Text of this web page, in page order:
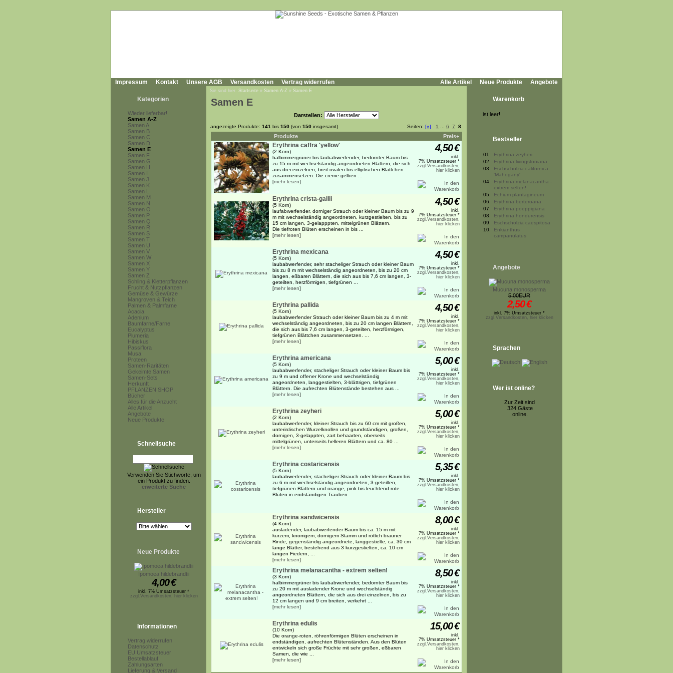
Impressum Kontakt Unsere AGB Versandkosten Vertrag widerrufen Alle Artikel Neue Produkte Angebote
Kategorien
Wieder lieferbar!
Samen A-Z
Samen A
Samen B
Samen C
Samen D
Samen E
Samen F
Samen G
Samen H
Samen I
Samen J
Samen K
Samen L
Samen M
Samen N
Samen O
Samen P
Samen Q
Samen R
Samen S
Samen T
Samen U
Samen V
Samen W
Samen X
Samen Y
Samen Z
Schling & Kletterpflanzen
Frucht & Nutzpflanzen
Gemüse & Gewürze
Mangroven & Teich
Palmen & Palmfarne
Acacia
Adenium
Baumfarne/Farne
Eucalyptus
Plumeria
Hibiskus
Passiflora
Musa
Proteen
Samen-Raritäten
Gekeimte Samen
Samen-Sets
Herkunft
PFLANZEN SHOP
Bücher
Alles für die Anzucht
Alle Artikel
Angebote
Neue Produkte
Schnellsuche
Verwenden Sie Stichworte, um
ein Produkt zu finden.
erweiterte Suche
Hersteller
Neue Produkte
Ipomoea hildebrandtii
4,00€
inkl. 7% Umsatzsteuer *
zzgl.Versandkosten, hier klicken
Informationen
Vertrag widerrufen
Datenschutz
EU Umsatzsteuer
Bestellablauf
Zahlungsarten
Lieferung & Versand
Sie sind hier: Startseite » Samen A-Z » Samen E
Samen E
Darstellen:
angezeigte Produkte: 141 bis 150 (von 150 insgesamt) Seiten: [«] 1 6 7 8
Produkte Preis+
Erythrina caffra 'yellow'
(2 Korn)
halbimmergrüner bis laubabwerfender, bedornter Baum bis
zu 15 m mit wechselständig angeordneten Blättern, die sich
aus drei einzelnen, breit-ovalen bis elliptischen Blättchen
zusammensetzen. Die creme-gelben ...
[mehr lesen]
4,50€
inkl.
7% Umsatzsteuer *
zzgl.Versandkosten,
hier klicken
Erythrina crista-gallii
(5 Korn)
laufabwerfender, dorniger Strauch oder kleiner Baum bis zu 9
m mit wechselständig angeordneten, kurzgestielten, bis zu
15 cm langen, 3-gelapppten, mittelgrünen Blättern.
Die tiefroten Blüten erscheinen in bis ...
[mehr lesen]
4,50€
inkl.
7% Umsatzsteuer *
zzgl.Versandkosten,
hier klicken
Erythrina mexicana
(5 Korn)
laubabwerfender, sehr stacheliger Strauch oder kleiner Baum
bis zu 8 m mit wechselständig angeordneten, bis zu 20 cm
langen, eßbaren Blättern, die sich aus bis 7,6 cm langen, 3-
geteilten, herzförmigen, tiefgrünen ...
[mehr lesen]
4,50€
inkl.
7% Umsatzsteuer *
zzgl.Versandkosten,
hier klicken
Erythrina pallida
(5 Korn)
laubabwerfender Strauch oder kleiner Baum bis zu 4 m mit
wechselständig angeordneten, bis zu 20 cm langen Blättern,
die sich aus bis 7,6 cm langen, 3-geteilten, herzförmigen,
tiefgrünen Blättchen zusammensetzen. ...
[mehr lesen]
4,50€
inkl.
7% Umsatzsteuer *
zzgl.Versandkosten,
hier klicken
Erythrina americana
(5 Korn)
laubabwerfender, stacheliger Strauch oder kleiner Baum bis
zu 9 m und offener Krone und wechselständig
angeordneten, langgestielten, 3-blättrigen, tiefgrünen
Blättern. Die aufrechten Blütenstände bestehen aus ...
[mehr lesen]
5,00€
inkl.
7% Umsatzsteuer *
zzgl.Versandkosten,
hier klicken
Erythrina zeyheri
(2 Korn)
laubabwerfender, kleiner Strauch bis zu 60 cm mit großen,
unterirdischen Wurzelknollen und grundständigen, großen,
dornigen, 3-gelappten, zart behaarten, oberseits
mittelgrünen, unterseits helleren Blättern und ca. 80 ...
[mehr lesen]
5,00€
inkl.
7% Umsatzsteuer *
zzgl.Versandkosten,
hier klicken
Erythrina costaricensis
(5 Korn)
laubabwerfender, stacheliger Strauch oder kleiner Baum bis
zu 6 m mit wechselständig angeordneten, 3-geteilten,
tiefgrünen Blättern und orange, pink bis leuchtend rote
Blüten in endständigen Trauben
5,35€
inkl.
7% Umsatzsteuer *
zzgl.Versandkosten,
hier klicken
Erythrina sandwicensis
(4 Korn)
ausladender, laubabwerfender Baum bis ca. 15 m mit
kurzem, knorrigem, dornigem Stamm und rötlich brauner
Rinde, gegenständig angeordnete, langgestielte, ca. 30 cm
lange Blätter, bestehend aus 3 kurzgestielten, ca. 10 cm
langen Fiedern, ...
[mehr lesen]
8,00€
inkl.
7% Umsatzsteuer *
zzgl.Versandkosten,
hier klicken
Erythrina melanacantha - extrem selten!
(3 Korn)
halbimmergrüner bis laubabwerfender, bedornter Baum bis
zu 20 m mit ausladender Krone und wechselständig
angeordneten Blättern, die sich aus drei einzelnen, bis zu
12 cm langen und 9 cm breiten, verkehrt ...
[mehr lesen]
8,50€
inkl.
7% Umsatzsteuer *
zzgl.Versandkosten,
hier klicken
Erythrina edulis
(10 Korn)
Die orange-roten, röhrenförmigen Blüten erscheinen in
endständigen, aufrechten Blütenständen. Aus den Blüten
entwickeln sich große Früchte mit sehr großen, eßbaren
Samen, die wie ...
[mehr lesen]
15,00€
inkl.
7% Umsatzsteuer *
zzgl.Versandkosten,
hier klicken
Warenkorb
ist leer!
Bestseller
01.
Erythrina zeyheri
02.
Erythrina livingstoniana
03.
Eschscholzia californica
'Mahogany'
04.
Erythrina melanacantha -
extrem selten!
05.
Echium plantagineum
06.
Erythrina berteroana
07.
Erythrina poeppigiana
08.
Erythrina hondurensis
09.
Eschscholzia caespitosa
10.
Enkianthus
campanulatus
Angebote
Mucuna monosperma
5,00EUR
2,50€
inkl. 7% Umsatzsteuer *
zzgl.Versandkosten, hier klicken
Sprachen
Wer ist online?
Zur Zeit sind
324 Gäste
online.